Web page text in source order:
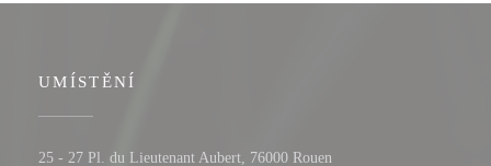
UMÍSTĚNÍ
25 - 27 Pl. du Lieutenant Aubert, 76000 Rouen